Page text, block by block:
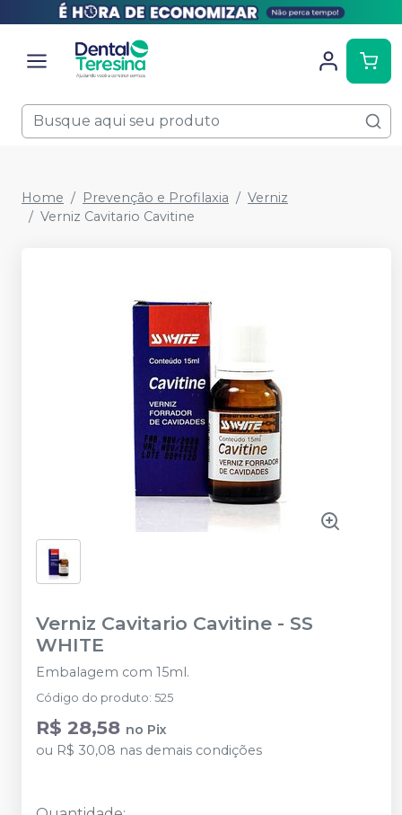
Home Prevenção e Profilaxia
Verniz
Verniz Cavitario Cavitine
Verniz Cavitario Cavitine - SS
WHITE
Embalagem com 15ml.
Código do produto: 525
R$ 28,58 no Pix
ou R$ 30,08 nas demais condições